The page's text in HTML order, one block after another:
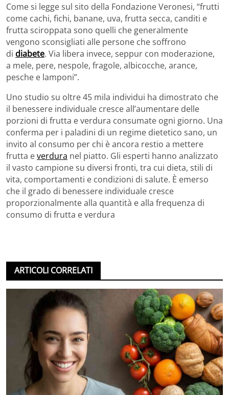
Come si legge sul sito della Fondazione Veronesi, “frutti
come cachi, fichi, banane, uva, frutta secca, canditi e
frutta sciroppata sono quelli che generalmente
vengono sconsigliati alle persone che soffrono
di diabete. Via libera invece, seppur con moderazione,
a mele, pere, nespole, fragole, albicocche, arance,
pesche e lamponi”.
Uno studio su oltre 45 mila individui ha dimostrato che
il benessere individuale cresce all’aumentare delle
porzioni di frutta e verdura consumate ogni giorno. Una
conferma per i paladini di un regime dietetico sano, un
invito al consumo per chi è ancora restio a mettere
frutta everdura nel piatto. Gli esperti hanno analizzato
il vasto campione su diversi fronti, tra cui dieta, stili di
vita, comportamenti e condizioni di salute. È emerso
che il grado di benessere individuale cresce
proporzionalmente alla quantità e alla frequenza di
consumo di frutta e verdura
ARTICOLI CORRELATI